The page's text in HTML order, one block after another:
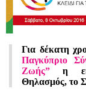
Ρ
Ο
Σ
Τ
Για δέκατη
Παγκύπριο
Ζωής” η
Θηλασμός, το